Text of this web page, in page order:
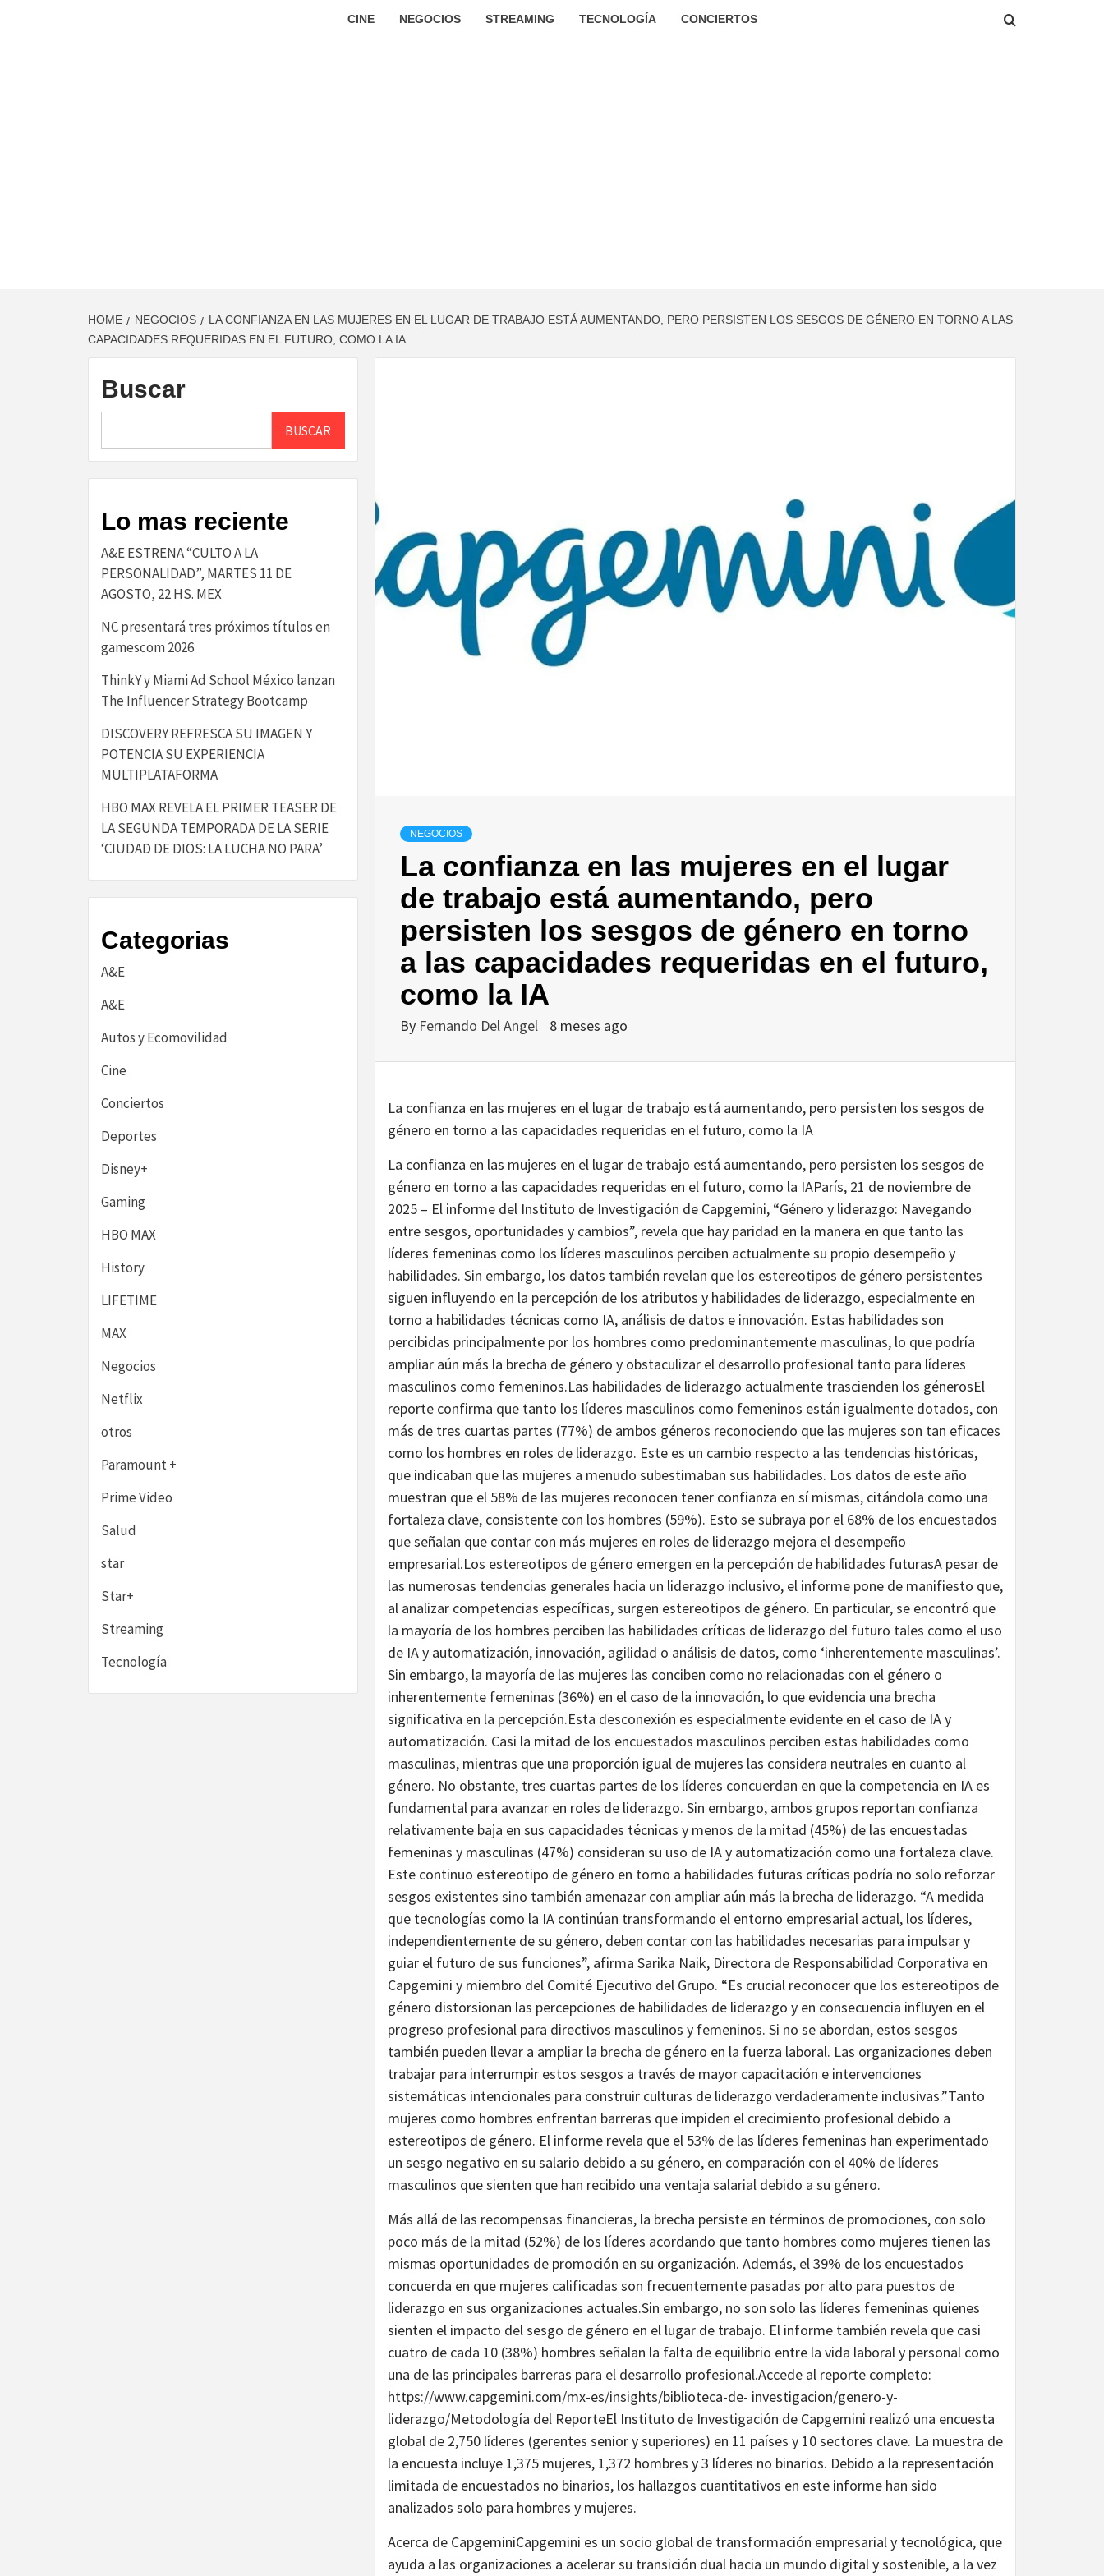
CINE NEGOCIOS STREAMING TECNOLOGÍA CONCIERTOS
HOME NEGOCIOS
LA CONFIANZA EN LAS MUJERES EN EL LUGAR DE TRABAJO ESTÁ AUMENTANDO, PERO PERSISTEN LOS SESGOS DE GÉNERO EN TORNO A LAS
CAPACIDADES REQUERIDAS EN EL FUTURO, COMO LA IA
NEGOCIOS
La confianza en las mujeres en el lugar
de trabajo está aumentando, pero
persisten los sesgos de género en torno
a las capacidades requeridas en el futuro,
como la IA
By Fernando Del Angel 8 meses ago
La confianza en las mujeres en el lugar de trabajo está aumentando, pero persisten los sesgos de
género en torno a las capacidades requeridas en el futuro, como la IA
La confianza en las mujeres en el lugar de trabajo está aumentando, pero persisten los sesgos de
género en torno a las capacidades requeridas en el futuro, como la IAParís, 21 de noviembre de
2025 – El informe del Instituto de Investigación de Capgemini, “Género y liderazgo: Navegando
entre sesgos, oportunidades y cambios”, revela que hay paridad en la manera en que tanto las
líderes femeninas como los líderes masculinos perciben actualmente su propio desempeño y
habilidades. Sin embargo, los datos también revelan que los estereotipos de género persistentes
siguen influyendo en la percepción de los atributos y habilidades de liderazgo, especialmente en
torno a habilidades técnicas como IA, análisis de datos e innovación. Estas habilidades son
percibidas principalmente por los hombres como predominantemente masculinas, lo que podría
ampliar aún más la brecha de género y obstaculizar el desarrollo profesional tanto para líderes
masculinos como femeninos.Las habilidades de liderazgo actualmente trascienden los génerosEl
reporte confirma que tanto los líderes masculinos como femeninos están igualmente dotados, con
más de tres cuartas partes (77%) de ambos géneros reconociendo que las mujeres son tan eficaces
como los hombres en roles de liderazgo. Este es un cambio respecto a las tendencias históricas,
que indicaban que las mujeres a menudo subestimaban sus habilidades. Los datos de este año
muestran que el 58% de las mujeres reconocen tener confianza en sí mismas, citándola como una
fortaleza clave, consistente con los hombres (59%). Esto se subraya por el 68% de los encuestados
que señalan que contar con más mujeres en roles de liderazgo mejora el desempeño
empresarial.Los estereotipos de género emergen en la percepción de habilidades futurasA pesar de
las numerosas tendencias generales hacia un liderazgo inclusivo, el informe pone de manifiesto que,
al analizar competencias específicas, surgen estereotipos de género. En particular, se encontró que
la mayoría de los hombres perciben las habilidades críticas de liderazgo del futuro tales como el uso
de IA y automatización, innovación, agilidad o análisis de datos, como ‘inherentemente masculinas’.
Sin embargo, la mayoría de las mujeres las conciben como no relacionadas con el género o
inherentemente femeninas (36%) en el caso de la innovación, lo que evidencia una brecha
significativa en la percepción.Esta desconexión es especialmente evidente en el caso de IA y
automatización. Casi la mitad de los encuestados masculinos perciben estas habilidades como
masculinas, mientras que una proporción igual de mujeres las considera neutrales en cuanto al
género. No obstante, tres cuartas partes de los líderes concuerdan en que la competencia en IA es
fundamental para avanzar en roles de liderazgo. Sin embargo, ambos grupos reportan confianza
relativamente baja en sus capacidades técnicas y menos de la mitad (45%) de las encuestadas
femeninas y masculinas (47%) consideran su uso de IA y automatización como una fortaleza clave.
Este continuo estereotipo de género en torno a habilidades futuras críticas podría no solo reforzar
sesgos existentes sino también amenazar con ampliar aún más la brecha de liderazgo. “A medida
que tecnologías como la IA continúan transformando el entorno empresarial actual, los líderes,
independientemente de su género, deben contar con las habilidades necesarias para impulsar y
guiar el futuro de sus funciones”, afirma Sarika Naik, Directora de Responsabilidad Corporativa en
Capgemini y miembro del Comité Ejecutivo del Grupo. “Es crucial reconocer que los estereotipos de
género distorsionan las percepciones de habilidades de liderazgo y en consecuencia influyen en el
progreso profesional para directivos masculinos y femeninos. Si no se abordan, estos sesgos
también pueden llevar a ampliar la brecha de género en la fuerza laboral. Las organizaciones deben
trabajar para interrumpir estos sesgos a través de mayor capacitación e intervenciones
sistemáticas intencionales para construir culturas de liderazgo verdaderamente inclusivas.”Tanto
mujeres como hombres enfrentan barreras que impiden el crecimiento profesional debido a
estereotipos de género. El informe revela que el 53% de las líderes femeninas han experimentado
un sesgo negativo en su salario debido a su género, en comparación con el 40% de líderes
masculinos que sienten que han recibido una ventaja salarial debido a su género.
Más allá de las recompensas financieras, la brecha persiste en términos de promociones, con solo
poco más de la mitad (52%) de los líderes acordando que tanto hombres como mujeres tienen las
mismas oportunidades de promoción en su organización. Además, el 39% de los encuestados
concuerda en que mujeres calificadas son frecuentemente pasadas por alto para puestos de
liderazgo en sus organizaciones actuales.Sin embargo, no son solo las líderes femeninas quienes
sienten el impacto del sesgo de género en el lugar de trabajo. El informe también revela que casi
cuatro de cada 10 (38%) hombres señalan la falta de equilibrio entre la vida laboral y personal como
una de las principales barreras para el desarrollo profesional.Accede al reporte completo:
https://www.capgemini.com/mx-es/insights/biblioteca-de- investigacion/genero-y-
liderazgo/Metodología del ReporteEl Instituto de Investigación de Capgemini realizó una encuesta
global de 2,750 líderes (gerentes senior y superiores) en 11 países y 10 sectores clave. La muestra de
la encuesta incluye 1,375 mujeres, 1,372 hombres y 3 líderes no binarios. Debido a la representación
limitada de encuestados no binarios, los hallazgos cuantitativos en este informe han sido
analizados solo para hombres y mujeres.
Acerca de CapgeminiCapgemini es un socio global de transformación empresarial y tecnológica, que
ayuda a las organizaciones a acelerar su transición dual hacia un mundo digital y sostenible, a la vez
Buscar
BUSCAR
Lo mas reciente
A&E ESTRENA “CULTO A LA
PERSONALIDAD”, MARTES 11 DE
AGOSTO, 22 HS. MEX
NC presentará tres próximos títulos en
gamescom 2026
ThinkY y Miami Ad School México lanzan
The Influencer Strategy Bootcamp
DISCOVERY REFRESCA SU IMAGEN Y
POTENCIA SU EXPERIENCIA
MULTIPLATAFORMA
HBO MAX REVELA EL PRIMER TEASER DE
LA SEGUNDA TEMPORADA DE LA SERIE
‘CIUDAD DE DIOS: LA LUCHA NO PARA’
Categorias
A&E
A&E
Autos y Ecomovilidad
Cine
Conciertos
Deportes
Disney+
Gaming
HBO MAX
History
LIFETIME
MAX
Negocios
Netflix
otros
Paramount +
Prime Video
Salud
star
Star+
Streaming
Tecnología